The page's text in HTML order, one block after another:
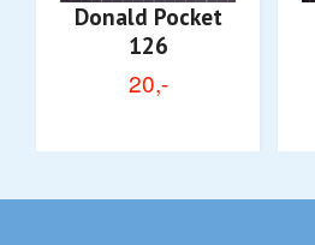
Donald Pocket
126
20,-